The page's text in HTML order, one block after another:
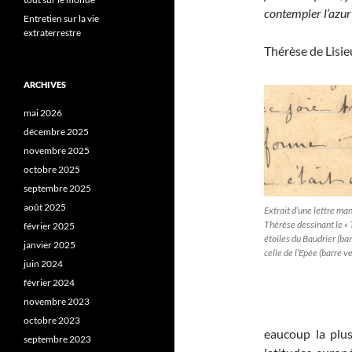
contempler
Thérèse de
Extrait d’une lettre
Thérèse dessinant le «
étoiles du Baudrier
celle de l’Epée (barre
eaucoup la
Entretien sur la vie
extraterrestre
ARCHIVES
mai 2026
décembre 2025
novembre 2025
octobre 2025
septembre 2025
août 2025
février 2025
janvier 2025
juin 2024
février 2024
novembre 2023
octobre 2023
septembre 2023